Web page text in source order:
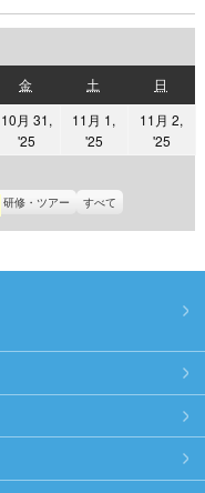
金金
曜
日
土
曜
日
日
曜
日
10月 31,
'252025
10
月
31
11月 1,
'252025
11
月
1
11月 2,
'252025
2
研修・ツアー すべて